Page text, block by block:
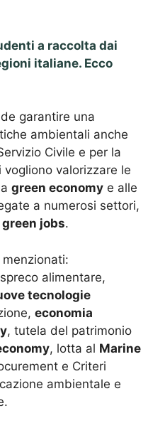
a raccolta dai
italiane. Ecco
garantire una
ambientali anche
Civile e per la
valorizzare le
green economy e alle
a numerosi settori,
green jobs.
alimentare,
tecnologie
economia
, tutela del patrimonio
, lotta al Marine
e Criteri
ambientale e